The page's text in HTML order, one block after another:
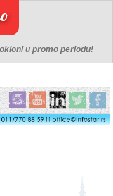
u promo periodu!